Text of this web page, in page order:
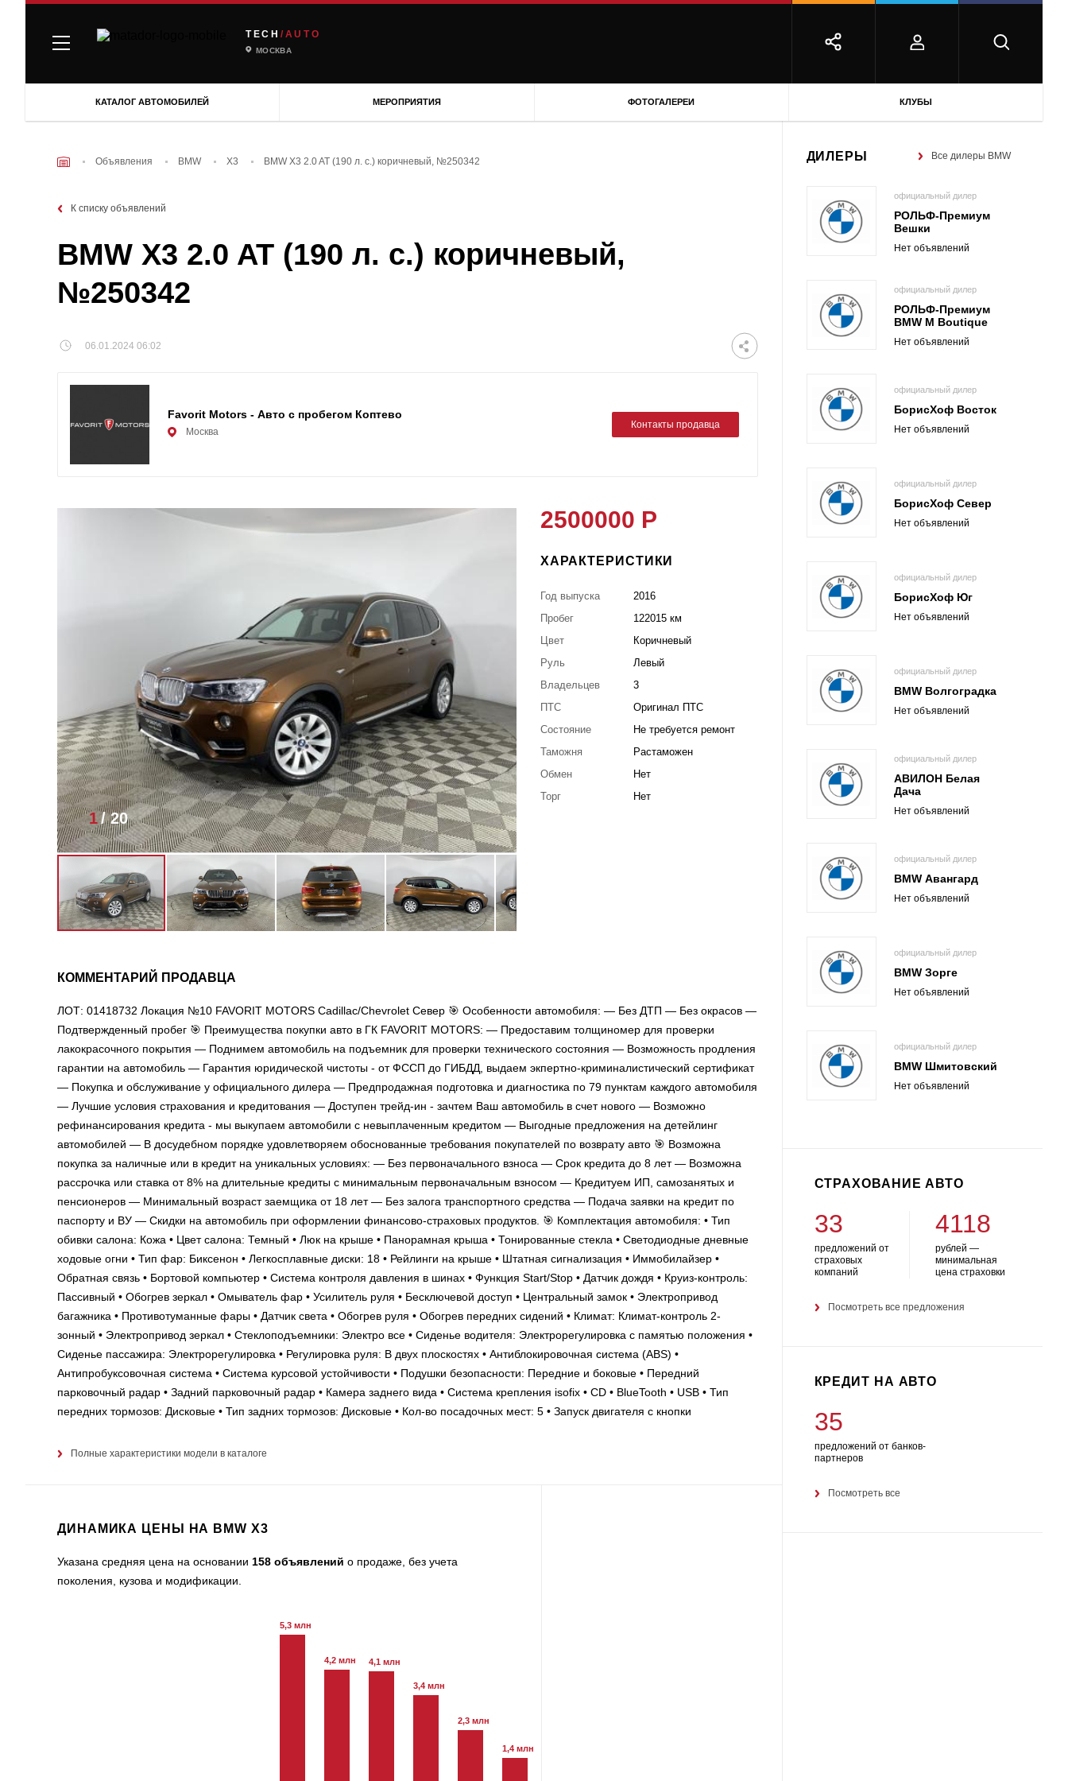
TECH /AUTO
МОСКВА
КАТАЛОГ АВТОМОБИЛЕЙ МЕРОПРИЯТИЯ ФОТОГАЛЕРЕИ КЛУБЫ
Объявления BMW X3 BMW X3 2.0 AT (190 л. с.) коричневый, №250342
К списку объявлений
BMW X3 2.0 AT (190 л. с.) коричневый,
№250342
06.01.2024 06:02
Favorit Motors - Авто с пробегом Коптевo
Москва
Контакты продавца
1/20
2500000 Р
ХАРАКТЕРИСТИКИ
Год выпуска
2016
Пробег
122015 км
Цвет
Коричневый
Руль
Левый
Владельцев
3
ПТС
Оригинал ПТС
Состояние
Не требуется ремонт
Таможня
Растаможен
Обмен
Нет
Торг
Нет
КОММЕНТАРИЙ ПРОДАВЦА
ЛОТ: 01418732 Локация №10 FAVORIT MOTORS Сadillac/Chevrolet Север 🎯 Особенности автомобиля: — Без ДТП — Без окрасов —
Подтвержденный пробег 🎯 Преимущества покупки авто в ГК FAVORIT MOTORS: — Предоставим толщиномер для проверки
лакокрасочного покрытия — Поднимем автомобиль на подъемник для проверки технического состояния — Возможность продления
гарантии на автомобиль — Гарантия юридической чистоты - от ФССП до ГИБДД, выдаем экпертно-криминалистический сертификат
— Покупка и обслуживание у официального дилера — Предпродажная подготовка и диагностика по 79 пунктам каждого автомобиля
— Лучшие условия страхования и кредитования — Доступен трейд-ин - зачтем Ваш автомобиль в счет нового — Возможно
рефинансирования кредита - мы выкупаем автомобили с невыплаченным кредитом — Выгодные предложения на детейлинг
автомобилей — В досудебном порядке удовлетворяем обоснованные требования покупателей по возврату авто 🎯 Возможна
покупка за наличные или в кредит на уникальных условиях: — Без первоначального взноса — Срок кредита до 8 лет — Возможна
рассрочка или ставка от 8% на длительные кредиты с минимальным первоначальным взносом — Кредитуем ИП, самозанятых и
пенсионеров — Минимальный возраст заемщика от 18 лет — Без залога транспортного средства — Подача заявки на кредит по
паспорту и ВУ — Скидки на автомобиль при оформлении финансово-страховых продуктов. 🎯 Комплектация автомобиля: • Тип
обивки салона: Кожа • Цвет салона: Темный • Люк на крыше • Панорамная крыша • Тонированные стекла • Светодиодные дневные
ходовые огни • Тип фар: Биксенон • Легкосплавные диски: 18 • Рейлинги на крыше • Штатная сигнализация • Иммобилайзер •
Обратная связь • Бортовой компьютер • Система контроля давления в шинах • Функция Start/Stop • Датчик дождя • Круиз-контроль:
Пассивный • Обогрев зеркал • Омыватель фар • Усилитель руля • Бесключевой доступ • Центральный замок • Электропривод
багажника • Противотуманные фары • Датчик света • Обогрев руля • Обогрев передних сидений • Климат: Климат-контроль 2-
зонный • Электропривод зеркал • Стеклоподъемники: Электро все • Сиденье водителя: Электрорегулировка с памятью положения •
Сиденье пассажира: Электрорегулировка • Регулировка руля: В двух плоскостях • Антиблокировочная система (ABS) •
Антипробуксовочная система • Система курсовой устойчивости • Подушки безопасности: Передние и боковые • Передний
парковочный радар • Задний парковочный радар • Камера заднего вида • Система крепления isofix • CD • BlueTooth • USB • Тип
передних тормозов: Дисковые • Тип задних тормозов: Дисковые • Кол-во посадочных мест: 5 • Запуск двигателя с кнопки
Полные характеристики модели в каталоге
ДИНАМИКА ЦЕНЫ НА BMW X3
Указана средняя цена на основании 158 объявлений о продаже, без учета
поколения, кузова и модификации.
5,3 млн
4,2 млн 4,1 млн
3,4 млн
2,3 млн
1,4 млн
ДИЛЕРЫ Все дилеры BMW
официальный дилер
РОЛЬФ-Премиум
Вешки
Нет объявлений
официальный дилер
РОЛЬФ-Премиум
BMW M Boutique
Нет объявлений
официальный дилер
БорисХоф Восток
Нет объявлений
официальный дилер
БорисХоф Север
Нет объявлений
официальный дилер
БорисХоф Юг
Нет объявлений
официальный дилер
BMW Волгоградка
Нет объявлений
официальный дилер
АВИЛОН Белая
Дача
Нет объявлений
официальный дилер
BMW Авангард
Нет объявлений
официальный дилер
BMW Зорге
Нет объявлений
официальный дилер
BMW Шмитовский
Нет объявлений
СТРАХОВАНИЕ АВТО
33
предложений от
страховых
компаний
4118
рублей —
минимальная
цена страховки
Посмотреть все предложения
КРЕДИТ НА АВТО
35
предложений от банков-
партнеров
Посмотреть все